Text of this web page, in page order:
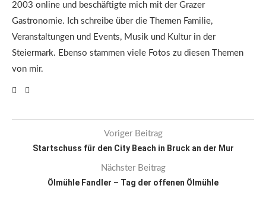
2003 online und beschäftigte mich mit der Grazer
Gastronomie. Ich schreibe über die Themen Familie,
Veranstaltungen und Events, Musik und Kultur in der
Steiermark. Ebenso stammen viele Fotos zu diesen Themen
von mir.
Voriger Beitrag
Startschuss für den City Beach in Bruck an der Mur
Nächster Beitrag
Ölmühle Fandler – Tag der offenen Ölmühle